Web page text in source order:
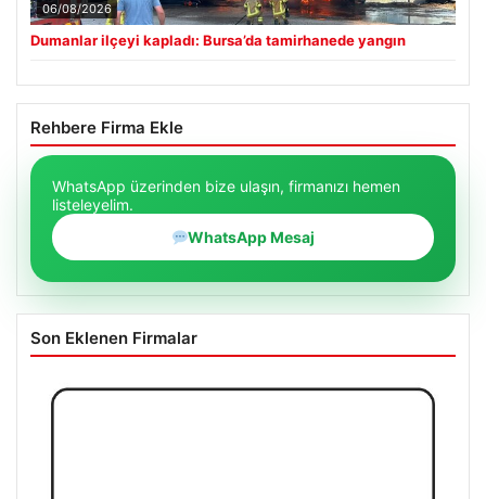
06/08/2026
Dumanlar ilçeyi kapladı: Bursa’da tamirhanede yangın
Rehbere Firma Ekle
WhatsApp üzerinden bize ulaşın, firmanızı hemen
listeleyelim.
WhatsApp Mesaj
Son Eklenen Firmalar